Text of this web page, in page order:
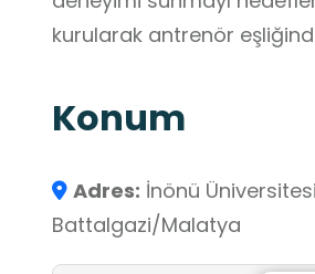
kurularak antrenör
Konum
Adres: İnönü
Battalgazi/Malatya